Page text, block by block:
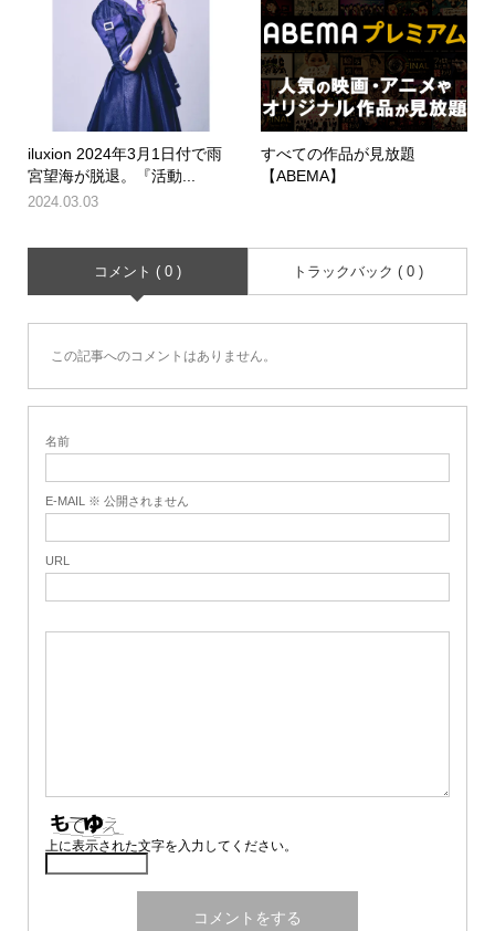
iluxion 2024年3月1日付で雨
宮望海が脱退。『活動...
2024.03.03
すべての作品が見放題
【ABEMA】
コメント ( 0 ) トラックバック ( 0 )
この記事へのコメントはありません。
名前
E-MAIL ※ 公開されません
URL
上に表示された文字を入力してください。